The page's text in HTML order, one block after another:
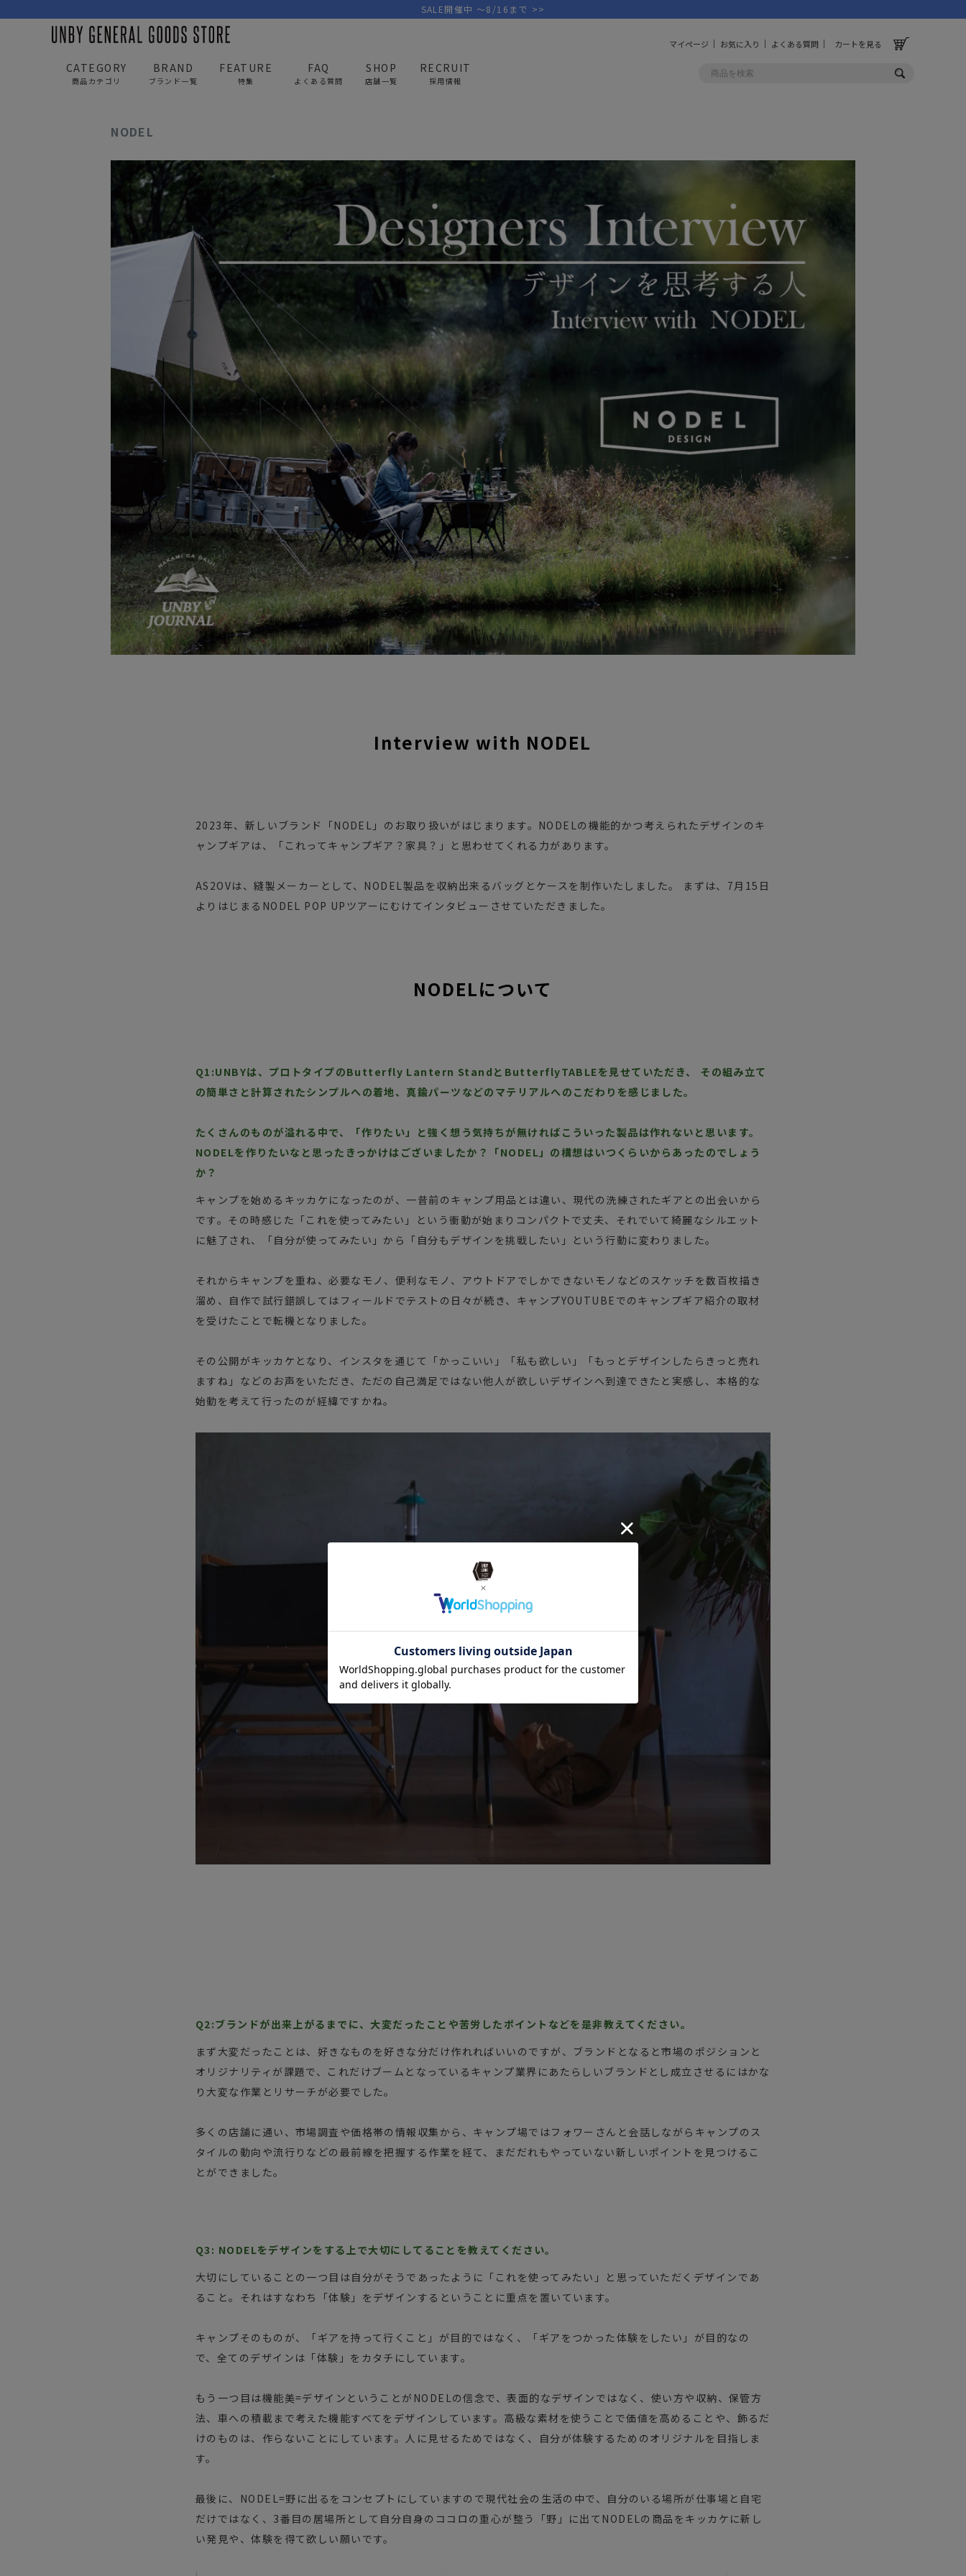
CATEGORY
商品カテゴリ
リュック/バックパック
ショルダー/サコッシュ
ビジネスバッグ
トートバッグ/ボストン
アパレル
トップス
アウター
パンツ
キャップ/帽子
シューズ/靴下
サングラス/メガネ
時計
その他
アウトドア
テント/タープ
ファニチャー
ランタン/ライト
寝具
キッチン
焚き火/ストーブ
フィールドギア
クーラーボックス
コンテナ/収納
ステッカー
その他
キャディバッグ
バッグ/ポーチ
クラブケース
ウェア/アパレル
その他グッズ
キーホルダー/カラビナ
キッチンツール
インテリア
収納
BRAND
ブランド一覧
AS2OV GOLF MINIMAL WORKS
その他の取扱ブランド一覧はこちら
FEATURE
特集
FAQ
よくある質問
SHOP
店舗一覧
RECRUIT
採用情報
マイページ お気に入り よくある質問 カートを見る
SALE開催中 ～8/16まで >>
NODEL
Interview with NODEL
2023年、新しいブランド「NODEL」のお取り扱いがはじまります。NODELの機能的かつ考えられたデザインのキ
ャンプギアは、「これってキャンプギア？家具？」と思わせてくれる力があります。
AS2OVは、縫製メーカーとして、NODEL製品を収納出来るバッグとケースを制作いたしました。 まずは、7月15日
よりはじまるNODEL POP UPツアーにむけてインタビューさせていただきました。
NODELについて
Q1:UNBYは、プロトタイプのButterfly Lantern StandとButterflyTABLEを見せていただき、 その組み立て
の簡単さと計算されたシンプルへの着地、真鍮パーツなどのマテリアルへのこだわりを感じました。
たくさんのものが溢れる中で、「作りたい」と強く想う気持ちが無ければこういった製品は作れないと思います。
NODELを作りたいなと思ったきっかけはございましたか？「NODEL」の構想はいつくらいからあったのでしょう
か？
キャンプを始めるキッカケになったのが、一昔前のキャンプ用品とは違い、現代の洗練されたギアとの出会いから
です。その時感じた「これを使ってみたい」という衝動が始まりコンパクトで丈夫、それでいて綺麗なシルエット
に魅了され、「自分が使ってみたい」から「自分もデザインを挑戦したい」という行動に変わりました。
それからキャンプを重ね、必要なモノ、便利なモノ、アウトドアでしかできないモノなどのスケッチを数百枚描き
溜め、自作で試行錯誤してはフィールドでテストの日々が続き、キャンプYOUTUBEでのキャンプギア紹介の取材
を受けたことで転機となりました。
その公開がキッカケとなり、インスタを通じて「かっこいい」「私も欲しい」「もっとデザインしたらきっと売れ
ますね」などのお声をいただき、ただの自己満足ではない他人が欲しいデザインへ到達できたと実感し、本格的な
始動を考えて行ったのが経緯ですかね。
Q2:ブランドが出来上がるまでに、大変だったことや苦労したポイントなどを是非教えてください。
まず大変だったことは、好きなものを好きな分だけ作れればいいのですが、ブランドとなると市場のポジションと
オリジナリティが課題で、これだけブームとなっているキャンプ業界にあたらしいブランドとし成立させるにはかな
り大変な作業とリサーチが必要でした。
多くの店舗に通い、市場調査や価格帯の情報収集から、キャンプ場ではフォワーさんと会話しながらキャンプのス
タイルの動向や流行りなどの最前線を把握する作業を経て、まだだれもやっていない新しいポイントを見つけるこ
とができました。
Q3: NODELをデザインをする上で大切にしてることを教えてください。
大切にしていることの一つ目は自分がそうであったように「これを使ってみたい」と思っていただくデザインであ
ること。それはすなわち「体験」をデザインするということに重点を置いています。
キャンプそのものが、「ギアを持って行くこと」が目的ではなく、「ギアをつかった体験をしたい」が目的なの
で、全てのデザインは「体験」をカタチにしています。
もう一つ目は機能美=デザインということがNODELの信念で、表面的なデザインではなく、使い方や収納、保管方
法、車への積載まで考えた機能すべてをデザインしています。高級な素材を使うことで価値を高めることや、飾るだ
けのものは、作らないことにしています。人に見せるためではなく、自分が体験するためのオリジナルを目指しま
す。
最後に、NODEL=野に出るをコンセプトにしていますので現代社会の生活の中で、自分のいる場所が仕事場と自宅
だけではなく、3番目の居場所として自分自身のココロの重心が整う「野」に出てNODELの商品をキッカケに新し
い発見や、体験を得て欲しい願いです。